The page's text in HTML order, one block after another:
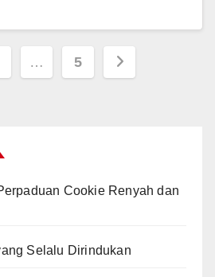
… 5
Cookie Renyah dan
Selalu Dirindukan